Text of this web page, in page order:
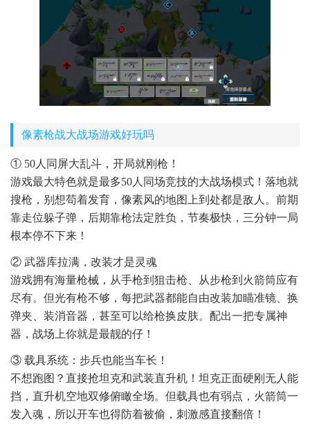
像素枪战大战场游戏好玩吗
① 50人同屏大乱斗，开局就刚枪！
游戏最大特色就是最多50人同场竞技的大战场模式！落地就
搜枪，别想苟着发育，像素风的地图上到处都是敌人。前期
靠走位躲子弹，后期靠枪法定胜负，节奏极快，三分钟一局
根本停不下来！
② 武器库拉满，改装才是灵魂
游戏拥有海量枪械，从手枪到狙击枪、从步枪到火箭筒应有
尽有。但光有枪不够，每把武器都能自由改装加瞄准镜、换
弹夹、装消音器，甚至可以给枪换皮肤。配出一把专属神
器，战场上你就是最靓的仔！
③ 载具系统：步兵也能当车长！
不想跑图？直接抢坦克和武装直升机！坦克正面硬刚无人能
挡，直升机空地双修俯瞰全场。但载具也有弱点，火箭筒一
发入魂，所以开车也得防着被偷，刺激感直接翻倍！